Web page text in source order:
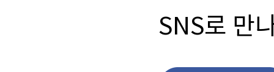
SNS로 만